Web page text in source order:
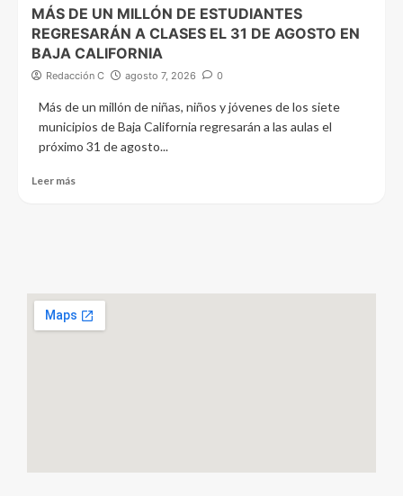
MÁS DE UN MILLÓN DE ESTUDIANTES
REGRESARÁN A CLASES EL 31 DE AGOSTO EN
BAJA CALIFORNIA
Redacción C agosto 7, 2026 0
Más de un millón de niñas, niños y jóvenes de los siete
municipios de Baja California regresarán a las aulas el
próximo 31 de agosto...
Leer más